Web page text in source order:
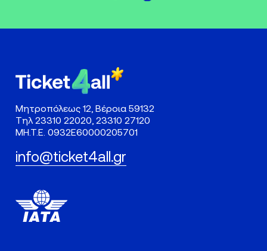
Μητροπόλεως 12, Βέροια 59132
Τηλ23310 22020, 23310 27120
ΜΗ.Τ.Ε. 0932Ε60000205701
info@ticket4all.gr